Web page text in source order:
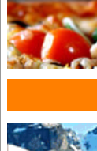
Soldadura:
Guillotinas
Generadores
Relojerías